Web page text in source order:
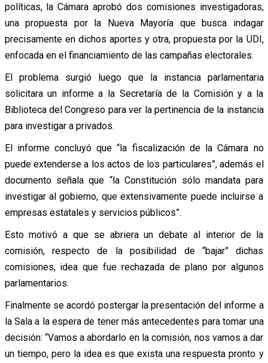
políticas, la Cámara aprobó dos comisiones investigadoras,
una propuesta por la Nueva Mayoría que busca indagar
precisamente en dichos aportes y otra, propuesta por la UDI,
enfocada en el financiamiento de las campañas electorales.
El problema surgió luego que la instancia parlamentaria
solicitara un informe a la Secretaría de la Comisión y a la
Biblioteca del Congreso para ver la pertinencia de la instancia
para investigar a privados.
El informe concluyó que “la fiscalización de la Cámara no
puede extenderse a los actos de los particulares”, además el
documento señala que “la Constitución sólo mandata para
investigar al gobierno, que extensivamente puede incluirse a
empresas estatales y servicios públicos”.
Esto motivó a que se abriera un debate al interior de la
comisión, respecto de la posibilidad de “bajar” dichas
comisiones, idea que fue rechazada de plano por algunos
parlamentarios.
Finalmente se acordó postergar la presentación del informe a
la Sala a la espera de tener más antecedentes para tomar una
decisión: “Vamos a abordarlo en la comisión, nos vamos a dar
un tiempo, pero la idea es que exista una respuesta pronto y